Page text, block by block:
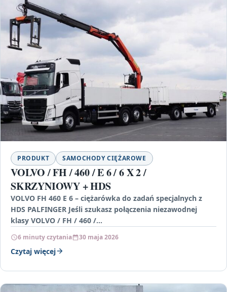
PRODUKT SAMOCHODY CIĘŻAROWE
VOLVO / FH / 460 / E 6 / 6 X 2 /
SKRZYNIOWY + HDS
VOLVO FH 460 E 6 – ciężarówka do zadań specjalnych z
HDS PALFINGER Jeśli szukasz połączenia niezawodnej
klasy VOLVO / FH / 460 /…
6 minuty czytania 30 maja 2026
Czytaj więcej